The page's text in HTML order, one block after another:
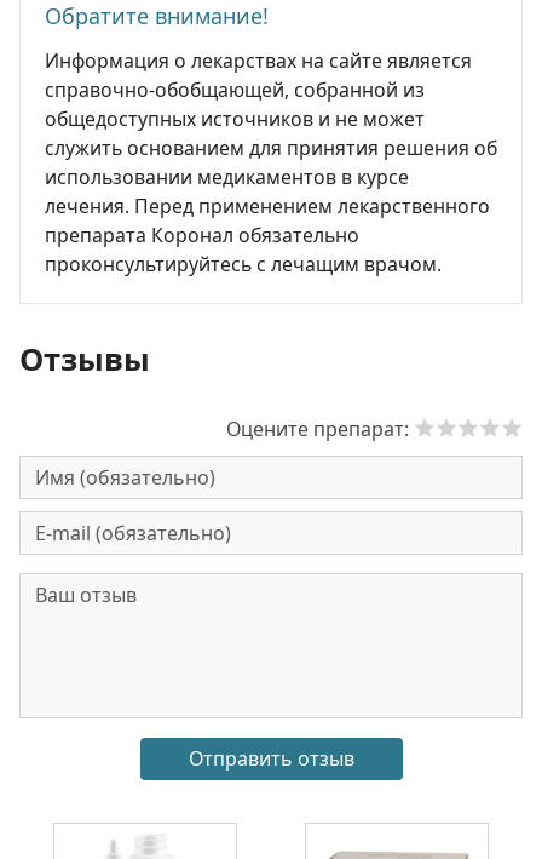
Обратите внимание!
Информация о лекарствах на сайте является
справочно-обобщающей, собранной из
общедоступных источников и не может
служить основанием для принятия решения об
использовании медикаментов в курсе
лечения. Перед применением лекарственного
препарата Коронал обязательно
проконсультируйтесь с лечащим врачом.
Отзывы
Оцените препарат: